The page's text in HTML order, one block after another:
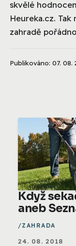
skvělé
Heureka.cz.
zahradě
Publikováno: 07. 08.
Když
aneb
ZAHRADA
24. 08. 2018